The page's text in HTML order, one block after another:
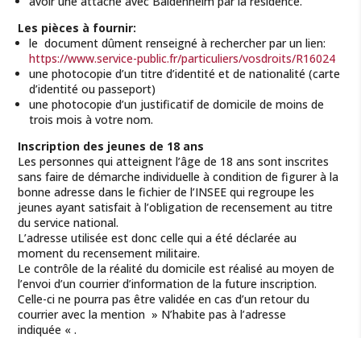
Les pièces à fournir:
le document dûment renseigné à rechercher par un lien:
https://www.service-public.fr/particuliers/vosdroits/R16024
une photocopie d’un titre d’identité et de nationalité (carte
d’identité ou passeport)
une photocopie d’un justificatif de domicile de moins de
trois mois à votre nom.
Inscription des jeunes de 18 ans
Les personnes qui atteignent l’âge de 18 ans sont inscrites
sans faire de démarche individuelle à condition de figurer à la
bonne adresse dans le fichier de l’INSEE qui regroupe les
jeunes ayant satisfait à l’obligation de recensement au titre
du service national.
L’adresse utilisée est donc celle qui a été déclarée au
moment du recensement militaire.
Le contrôle de la réalité du domicile est réalisé au moyen de
l’envoi d’un courrier d’information de la future inscription.
Celle-ci ne pourra pas être validée en cas d’un retour du
courrier avec la mention » N’habite pas à l’adresse
indiquée « .